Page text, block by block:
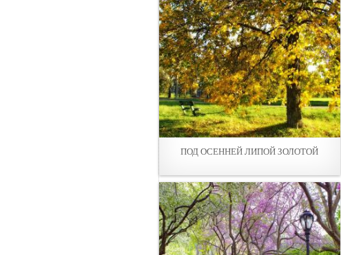
ПОД ОСЕННЕЙ ЛИПОЙ ЗОЛОТОЙ